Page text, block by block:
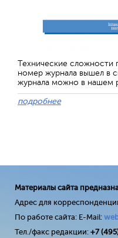
Технические
номер журнала вышел в
журнала можно в нашем
подробнее
Материалы сайта
Адрес для
По работе сайта: E-Mail:
Тел./факс редакции: +7